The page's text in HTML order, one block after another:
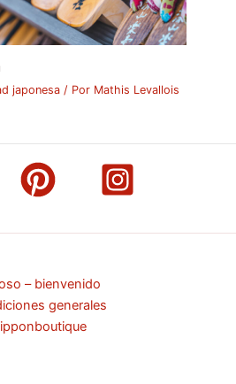
japonesa / Por Mathis Levallois
– bienvenido
generales